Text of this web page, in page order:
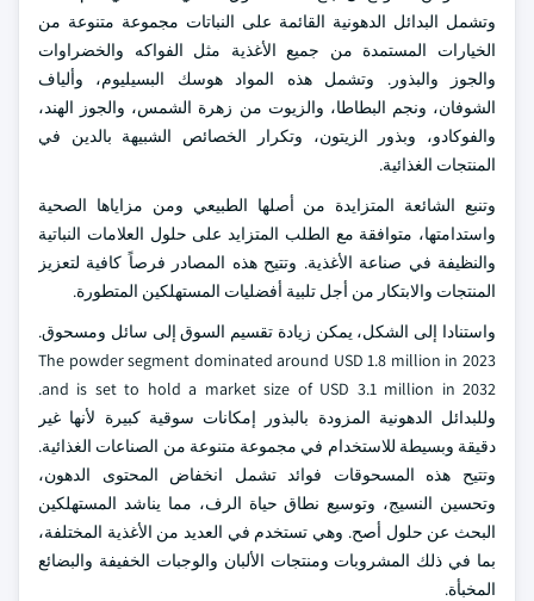
وتشمل البدائل الدهونية القائمة على النباتات مجموعة متنوعة من
الخيارات المستمدة من جميع الأغذية مثل الفواكه والخضراوات
والجوز والبذور. وتشمل هذه المواد هوسك البسيليوم، وألياف
الشوفان، ونجم البطاطا، والزيوت من زهرة الشمس، والجوز الهند،
والفوكادو، وبذور الزيتون، وتكرار الخصائص الشبيهة بالدين في
المنتجات الغذائية.
وتنبع الشائعة المتزايدة من أصلها الطبيعي ومن مزاياها الصحية
واستدامتها، متوافقة مع الطلب المتزايد على حلول العلامات النباتية
والنظيفة في صناعة الأغذية. وتتيح هذه المصادر فرصاً كافية لتعزيز
المنتجات والابتكار من أجل تلبية أفضليات المستهلكين المتطورة.
واستنادا إلى الشكل، يمكن زيادة تقسيم السوق إلى سائل ومسحوق.
The powder segment dominated around USD 1.8 million in 2023
and is set to hold a market size of USD 3.1 million in 2032.
وللبدائل الدهونية المزودة بالبذور إمكانات سوقية كبيرة لأنها غير
دقيقة وبسيطة للاستخدام في مجموعة متنوعة من الصناعات الغذائية.
وتتيح هذه المسحوقات فوائد تشمل انخفاض المحتوى الدهون،
وتحسين النسيج، وتوسيع نطاق حياة الرف، مما يناشد المستهلكين
البحث عن حلول أصح. وهي تستخدم في العديد من الأغذية المختلفة،
بما في ذلك المشروبات ومنتجات الألبان والوجبات الخفيفة والبضائع
المخبأة.